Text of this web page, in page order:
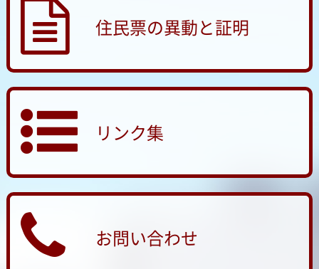
住民票の異動と証明
リンク集
お問い合わせ